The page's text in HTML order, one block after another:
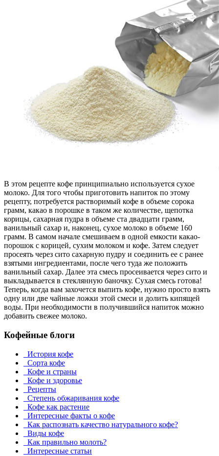
В этом рецепте кофе принципиально используется сухое
молоко. Для того чтобы приготовить напиток по этому
рецепту, потребуется растворимый кофе в объеме сорока
грамм, какао в порошке в таком же количестве, щепотка
корицы, сахарная пудра в объеме ста двадцати грамм,
ванильный сахар и, наконец, сухое молоко в объеме 160
грамм. В самом начале смешиваем в одной емкости какао-
порошок с корицей, сухим молоком и кофе. Затем следует
просеять через сито сахарную пудру и соединить ее с ранее
взятыми ингредиентами, после чего туда же положить
ванильный сахар. Далее эта смесь просеивается через сито и
выкладывается в стеклянную баночку. Сухая смесь готова!
Теперь, когда вам захочется выпить кофе, нужно просто взять
одну или две чайные ложки этой смеси и долить кипящей
воды. При необходимости в получившийся напиток можно
добавить свежее молоко.
Кофейные блоги
История кофе
Сорта кофе
Кофе и страны
Кофе и здоровье
Рецепты
Степень обжаривания кофе
Кофе как растение
Интересные факты о кофе
Как распознать качество натурального кофе?
Виды кофе
Как правильно молоть?
Интересные статьи